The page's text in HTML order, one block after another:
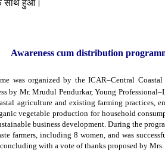
के साथ हुआ।
Awareness cum distribution
was organized by the ICAR–Central
by Mr. Mrudul Pendurkar, Young
agriculture and existing farming practices,
vegetable production for household
business development. During the
farmers, including 8 women, and was
with a vote of thanks proposed by Mrs.